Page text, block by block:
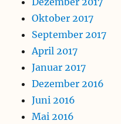
Oktober 2017
September 2017
April 2017
Januar 2017
Dezember 2016
Juni 2016
Mai 2016